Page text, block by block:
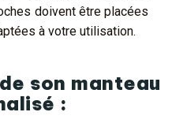
doivent être placées
à votre utilisation.
son manteau
: